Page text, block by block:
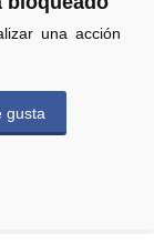
una acción
gusta